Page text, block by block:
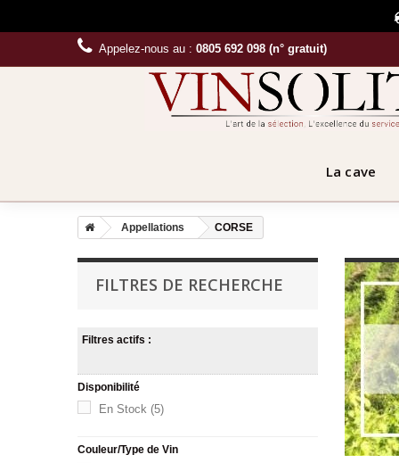
Appelez-nous au : 0805 692 098 (n° gratuit)
La cave
Appellations CORSE
FILTRES DE RECHERCHE
Filtres actifs :
Disponibilité
En Stock (5)
Couleur/Type de Vin